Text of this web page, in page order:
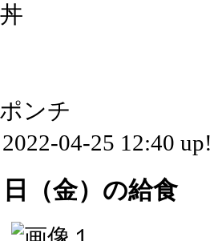
ンチ
2022-04-25 12:40 up!
（金）の給食